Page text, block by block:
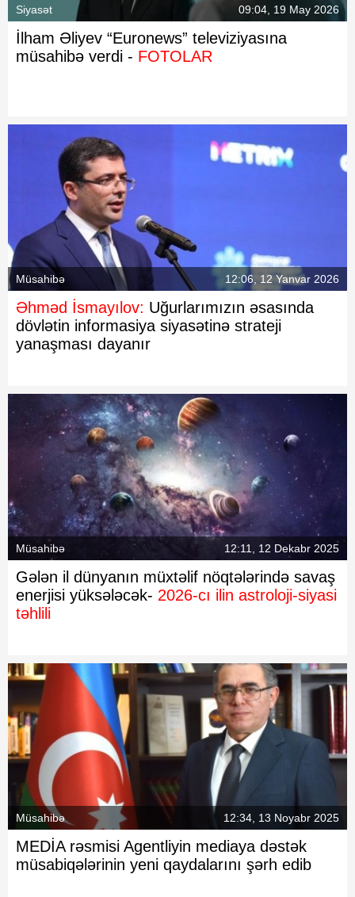
Siyasət 09:04, 19 May 2026
İlham Əliyev “Euronews” televiziyasına
müsahibə verdi - FOTOLAR
Müsahibə 12:06, 12 Yanvar 2026
Əhməd İsmayılov: Uğurlarımızın əsasında
dövlətin informasiya siyasətinə strateji
yanaşması dayanır
Müsahibə 12:11, 12 Dekabr 2025
Gələn il dünyanın müxtəlif nöqtələrində savaş
enerjisi yüksələcək- 2026-cı ilin astroloji-siyasi
təhlili
Müsahibə 12:34, 13 Noyabr 2025
MEDİA rəsmisi Agentliyin mediaya dəstək
müsabiqələrinin yeni qaydalarını şərh edib